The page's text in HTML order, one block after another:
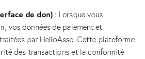
de don): Lorsque vous
vos données de paiement et
par HelloAsso. Cette plateforme
des transactions et la conformité